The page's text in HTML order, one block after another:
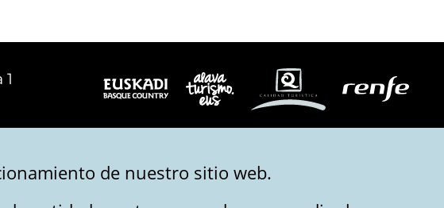
de nuestro sitio web.